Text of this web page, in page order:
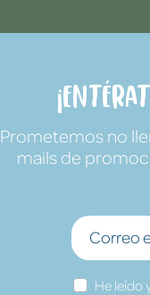
Prometemos no
mails de
He leído